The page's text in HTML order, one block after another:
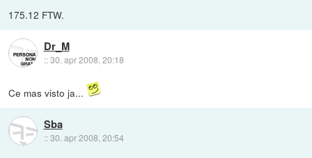
175.12 FTW.
Dr_M
::30. apr 2008, 20:18
Ce mas visto ja...
Sba
::30. apr 2008, 20:54